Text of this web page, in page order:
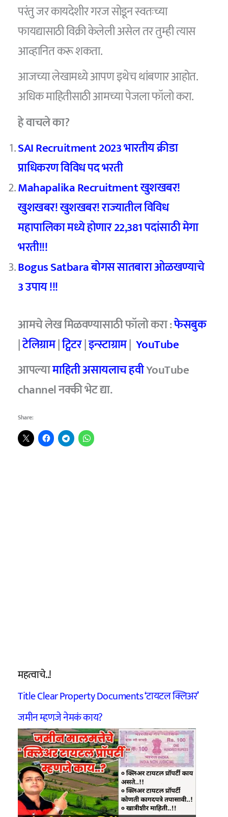
परंतु जर कायदेशीर गरज सोडून स्वतःच्या
फायद्यासाठी विक्री केलेली असेल तर तुम्ही त्यास
आव्हानित करू शकता.
आजच्या लेखामध्ये आपण इथेच थांबणार आहोत.
अधिक माहितीसाठी आमच्या पेजला फॉलो करा.
हे वाचले का?
SAI Recruitment 2023 भारतीय क्रीडा
प्राधिकरण विविध पद भरती
Mahapalika Recruitment खुशखबर!
खुशखबर! खुशखबर! राज्यातील विविध
महापालिका मध्ये होणार 22,381 पदांसाठी मेगा
भरती!!!
Bogus Satbara बोगस सातबारा ओळखण्याचे
3 उपाय !!!
आमचे लेख मिळवण्यासाठी फॉलो करा :फेसबुक
|टेलिग्राम|ट्विटर|इन्स्टाग्राम| YouTube
आपल्यामाहिती असायलाच हवीYouTube
channel नक्की भेट द्या.
Share:
महत्वाचे..!
Title Clear Property Documents ‘टायटल क्लिअर’
जमीन म्हणजे नेमकं काय?